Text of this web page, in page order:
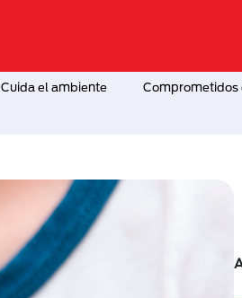
Cuida el ambiente Comprometidos